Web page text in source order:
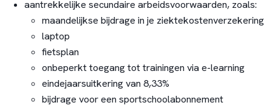
aantrekkelijke secundaire arbeidsvoorwaarden, zoals:
maandelijkse bijdrage in je ziektekostenverzekering
laptop
fietsplan
onbeperkt toegang tot trainingen via e-learning
eindejaarsuitkering van 8,33%
bijdrage voor een sportschoolabonnement